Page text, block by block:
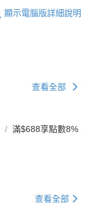
顯示電腦版詳細說明
查看全部
滿$688享點數8%
查看全部